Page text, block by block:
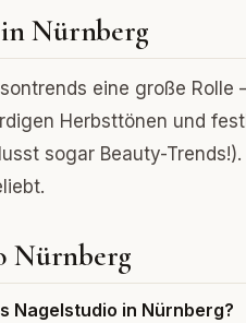
in Nürnberg
eine große
Herbsttönen und
sogar Beauty-
Nürnberg
Nagelstudio in Nürnberg?